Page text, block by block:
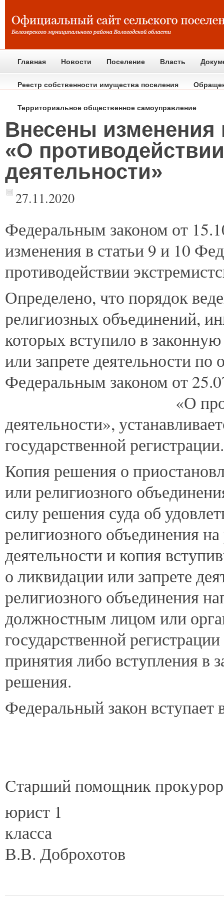
Главная Новости Поселение Власть
Реестр собственности имущества поселения
Территориальное общественное самоуправление
Внесены
«О
деятельности»
27.11.2020
Федеральным законом от
изменения в статьи 9 и 10
противодействии
Определено, что порядок
религиозных объединений,
которых вступило в
или запрете деятельности
Федеральным законом от
«О
деятельности»,
государственной регистрации.
Копия решения о
или религиозного
силу решения суда об
религиозного объединения
деятельности и копия
о ликвидации или запрете
религиозного объединения
должностным лицом или
государственной
принятия либо вступления в
решения.
Федеральный закон вступает
Старший помощник
юрист 1
В.В. Доброхотов